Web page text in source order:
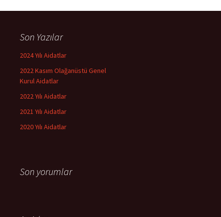
Son Yazılar
2024 Yılı Aidatlar
2022 Kasım Olağanüstü Genel
Kurul Aidatlar
2022 Yılı Aidatlar
2021 Yılı Aidatlar
2020 Yılı Aidatlar
Son yorumlar